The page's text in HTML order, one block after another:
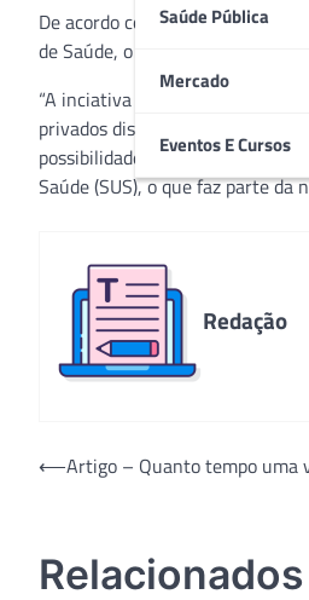
Saúde Pública
Mercado
Eventos E Cursos
De acordo com o
de Saúde, o HCor ratifica um de
“A inciativa do Governo de São
privados disponíveis em
possibilidades, para esta ação
Saúde (SUS), o que faz parte da
Redação
Navegação
⟵Artigo – Quanto tempo uma
Relacionados